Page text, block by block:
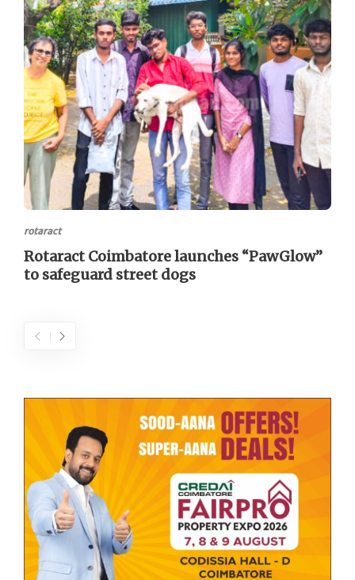
rotaract
Rotaract Coimbatore launches “PawGlow”
to safeguard street dogs